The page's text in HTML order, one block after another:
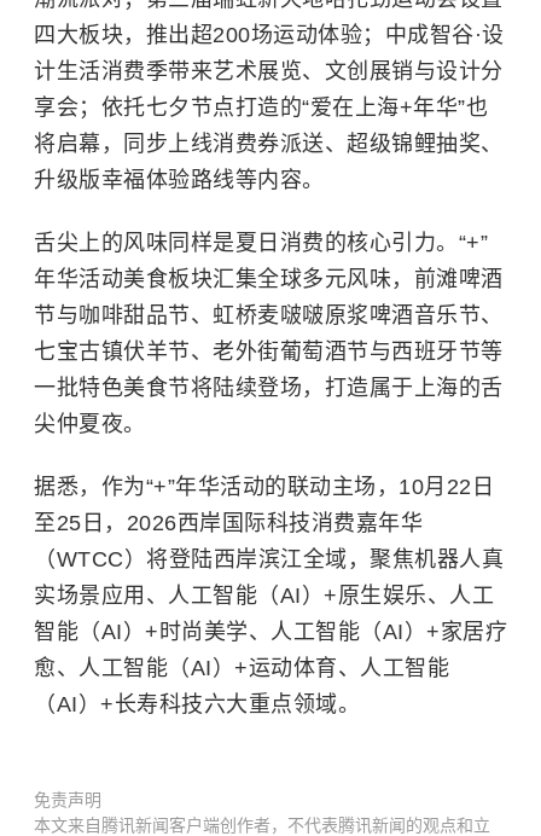
四大板块，推出超200场运动体验；中成智谷·设
计生活消费季带来艺术展览、文创展销与设计分
享会；依托七夕节点打造的“爱在上海+年华”也
将启幕，同步上线消费券派送、超级锦鲤抽奖、
升级版幸福体验路线等内容。
舌尖上的风味同样是夏日消费的核心引力。“+”
年华活动美食板块汇集全球多元风味，前滩啤酒
节与咖啡甜品节、虹桥麦啵啵原浆啤酒音乐节、
七宝古镇伏羊节、老外街葡萄酒节与西班牙节等
一批特色美食节将陆续登场，打造属于上海的舌
尖仲夏夜。
据悉，作为“+”年华活动的联动主场，10月22日
至25日，2026西岸国际科技消费嘉年华
（WTCC）将登陆西岸滨江全域，聚焦机器人真
实场景应用、人工智能（AI）+原生娱乐、人工
智能（AI）+时尚美学、人工智能（AI）+家居疗
愈、人工智能（AI）+运动体育、人工智能
（AI）+长寿科技六大重点领域。
免责声明
本文来自腾讯新闻客户端创作者，不代表腾讯新闻的观点和立